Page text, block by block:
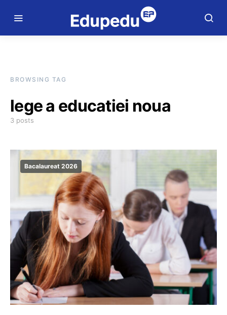
BROWSING TAG
lege a educatiei noua
3 posts
Bacalaureat 2026